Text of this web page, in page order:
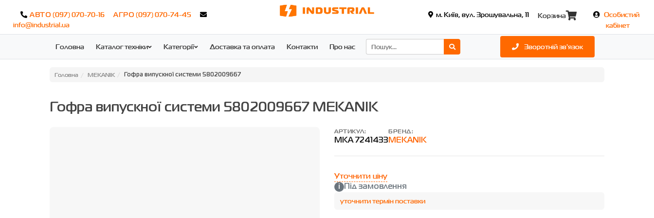
АВТО (097) 070-70-16 АГРО (097) 070-74-45
info@industrial.ua
м. Київ, вул. Зрошувальна, 11 Корзина
Особистий
кабінет
Головна Каталог техніки Категорії Доставка та оплата Контакти Про нас Зворотній зв'язок
Головна MEKANIK Гофра випускної системи 5802009667
Гофра випускної системи 5802009667 MEKANIK
АРТИКУЛ:
MKA 7241433
БРЕНД:
MEKANIK
Уточнити ціну
Під замовлення
уточнити термін поставки